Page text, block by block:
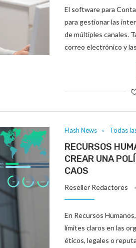
El software para
para gestionar las
de múltiples canales.
correo electrónico y
Flash News Todas
RECURSOS
CREAR UNA
CAOS
Reseller Redactores
En Recursos
límites claros en las
éticos, legales o